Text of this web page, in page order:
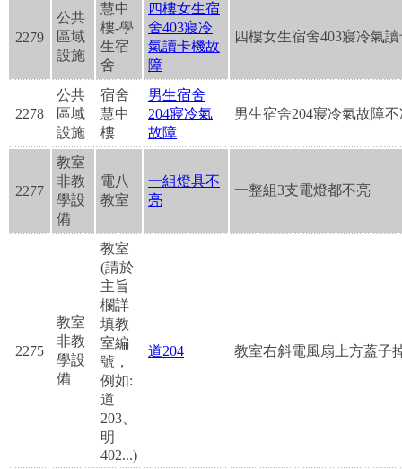
2279
公共
區域
設施
慧中
樓-學
生宿
舍
四樓女生宿
舍403寢冷
氣讀卡機故
障
四樓女生宿舍403寢冷氣
2278
公共
區域
設施
宿舍
慧中
樓
男生宿舍
204寢冷氣
故障
男生宿舍204寢冷氣故障
2277
教室
非教
學設
備
電八
教室
一組燈具不
亮
一整組3支電燈都不亮
2275
教室
非教
學設
備
教室
(請於
主旨
欄詳
填教
室編
號，
例如:
道
203、
明
402...)
道204 教室右斜電風扇上方蓋子